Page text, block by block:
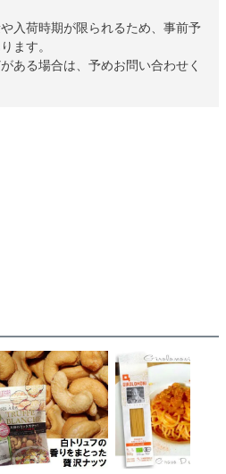
入荷時期が限られるため、事前予
ます。
ある場合は、予めお問い合わせく